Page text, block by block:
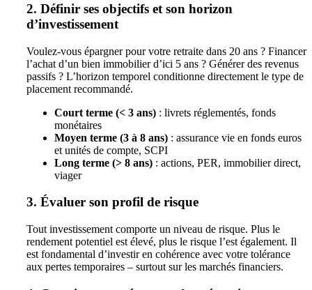
2. Définir ses objectifs et son horizon
d’investissement
Voulez-vous épargner pour votre retraite dans 20 ans ? Financer
l’achat d’un bien immobilier d’ici 5 ans ? Générer des revenus
passifs ? L’horizon temporel conditionne directement le type de
placement recommandé.
Court terme (< 3 ans) : livrets réglementés, fonds
monétaires
Moyen terme (3 à 8 ans) : assurance vie en fonds euros
et unités de compte, SCPI
Long terme (> 8 ans) : actions, PER, immobilier direct,
viager
3. Évaluer son profil de risque
Tout investissement comporte un niveau de risque. Plus le
rendement potentiel est élevé, plus le risque l’est également. Il
est fondamental d’investir en cohérence avec votre tolérance
aux pertes temporaires – surtout sur les marchés financiers.